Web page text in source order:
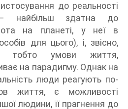
до реальності
найбільш здатна до
на планеті, у неї в
для цього), і, звісно,
тобто умови життя,
на парадигму. Однак на
люди реагують по-
життя, є можливості
людини, її прагнення до